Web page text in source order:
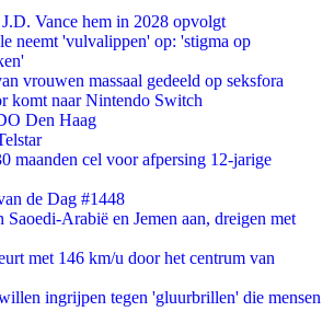
Vance hem in 2028 opvolgt
neemt 'vulvalippen' op: 'stigma op
vrouwen massaal gedeeld op seksfora
komt naar Nintendo Switch
Den Haag
maanden cel voor afpersing 12-jarige
de Dag #1448
Arabië en Jemen aan, dreigen met
met 146 km/u door het centrum van
ingrijpen tegen 'gluurbrillen' die mensen